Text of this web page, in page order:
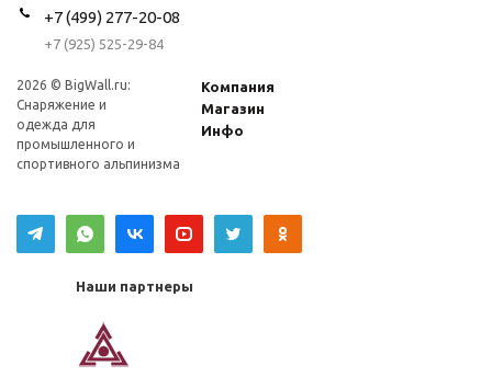
+7 (499) 277-20-08
+7 (925) 525-29-84
2026 © BigWall.ru:
Снаряжение и
одежда для
промышленного и
спортивного альпинизма
Компания
Магазин
Инфо
Наши партнеры